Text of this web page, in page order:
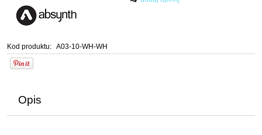
Kod produktu: A03-10-WH-WH
Opis